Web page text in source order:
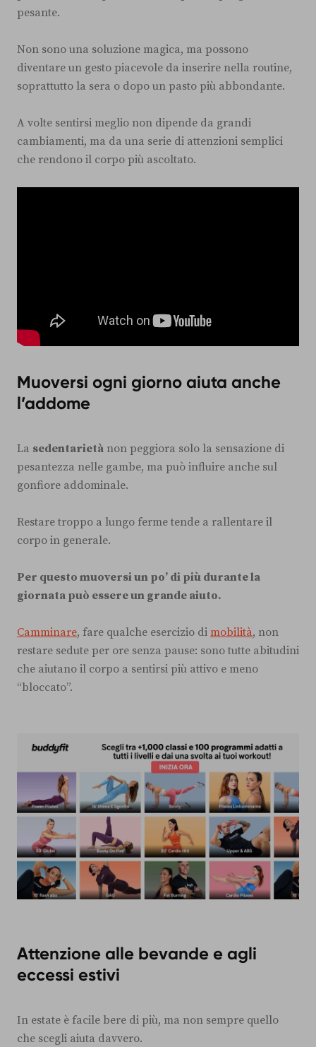
pesante.
Non sono una soluzione magica, ma possono
diventare un gesto piacevole da inserire nella routine,
soprattutto la sera o dopo un pasto più abbondante.
A volte sentirsi meglio non dipende da grandi
cambiamenti, ma da una serie di attenzioni semplici
che rendono il corpo più ascoltato.
Muoversi ogni giorno aiuta anche
l’addome
La sedentarietà non peggiora solo la sensazione di
pesantezza nelle gambe, ma può influire anche sul
gonfiore addominale.
Restare troppo a lungo ferme tende a rallentare il
corpo in generale.
Per questo muoversi un po’ di più durante la
giornata può essere un grande aiuto.
Camminare, fare qualche esercizio di mobilità, non
restare sedute per ore senza pause: sono tutte abitudini
che aiutano il corpo a sentirsi più attivo e meno
“bloccato”.
Attenzione alle bevande e agli
eccessi estivi
In estate è facile bere di più, ma non sempre quello
che scegli aiuta davvero.